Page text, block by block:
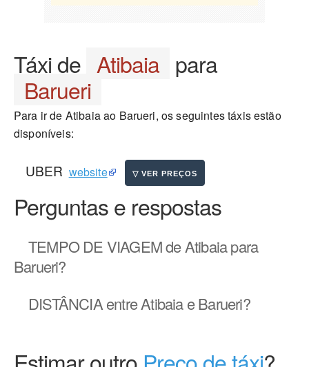
Táxi de Atibaia para
Barueri
Para ir de Atibaia ao Barueri, os seguintes táxis estão
disponíveis:
UBER website
Perguntas e respostas
TEMPO DE VIAGEMde Atibaia para
Barueri?
DISTÂNCIAentre Atibaia e Barueri?